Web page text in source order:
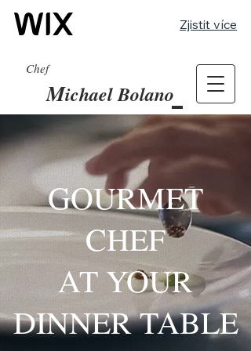
Zjistit více